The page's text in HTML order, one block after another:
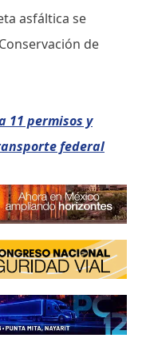
asfáltica se
de
11 permisos y
federal